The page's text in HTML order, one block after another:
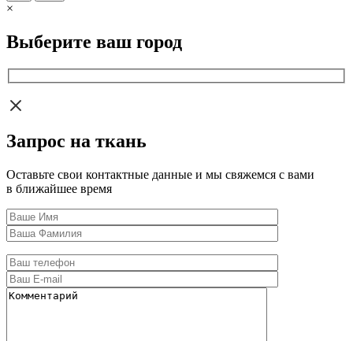
×
Выберите ваш город
Запрос на ткань
Оставьте свои контактные данные и мы свяжемся с вами
в ближайшее время